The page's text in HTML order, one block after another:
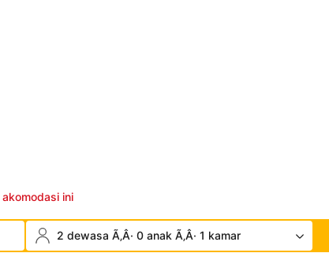
ini
2 dewasa Ã‚Â· 0 anak Ã‚Â· 1 kamar